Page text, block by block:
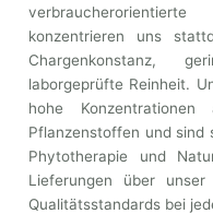
konzentrieren uns
Chargenkonstanz,
laborgeprüfte Reinheit.
hohe
Pflanzenstoffen und sind
Phytotherapie und
Lieferungen über
Qualitätsstandards bei